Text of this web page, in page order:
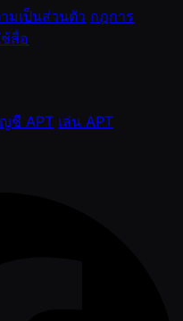
มเป็นส่วนตัว กฎการ
สื่อ
ชี APT เล่น APT